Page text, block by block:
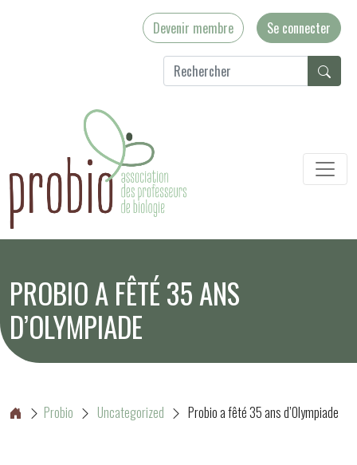
Devenir membre Se connecter
PROBIO A FÊTÉ 35 ANS
D’OLYMPIADE
Probio Uncategorized Probio a fêté 35 ans d’Olympiade